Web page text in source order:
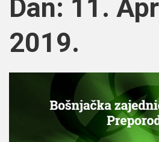
Dan: 11.
2019.